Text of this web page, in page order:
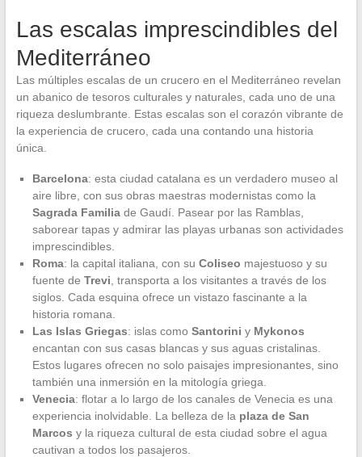
Las escalas imprescindibles del
Mediterráneo
Las múltiples escalas de un crucero en el Mediterráneo revelan
un abanico de tesoros culturales y naturales, cada uno de una
riqueza deslumbrante. Estas escalas son el corazón vibrante de
la experiencia de crucero, cada una contando una historia
única.
Barcelona: esta ciudad catalana es un verdadero museo al
aire libre, con sus obras maestras modernistas como la
Sagrada Familiade Gaudí. Pasear por las Ramblas,
saborear tapas y admirar las playas urbanas son actividades
imprescindibles.
Roma: la capital italiana, con su Coliseo majestuoso y su
fuente de Trevi , transporta a los visitantes a través de los
siglos. Cada esquina ofrece un vistazo fascinante a la
historia romana.
Las Islas Griegas: islas como Santorini y Mykonos
encantan con sus casas blancas y sus aguas cristalinas.
Estos lugares ofrecen no solo paisajes impresionantes, sino
también una inmersión en la mitología griega.
Venecia: flotar a lo largo de los canales de Venecia es una
experiencia inolvidable. La belleza de la plaza de San
Marcos y la riqueza cultural de esta ciudad sobre el agua
cautivan a todos los pasajeros.